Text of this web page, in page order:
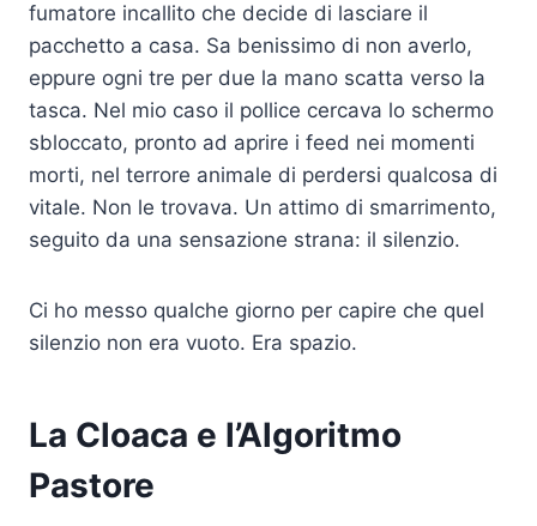
fumatore incallito che decide di lasciare il
pacchetto a casa. Sa benissimo di non averlo,
eppure ogni tre per due la mano scatta verso la
tasca. Nel mio caso il pollice cercava lo schermo
sbloccato, pronto ad aprire i feed nei momenti
morti, nel terrore animale di perdersi qualcosa di
vitale. Non le trovava. Un attimo di smarrimento,
seguito da una sensazione strana: il silenzio.
Ci ho messo qualche giorno per capire che quel
silenzio non era vuoto. Era spazio.
La Cloaca e l’Algoritmo
Pastore